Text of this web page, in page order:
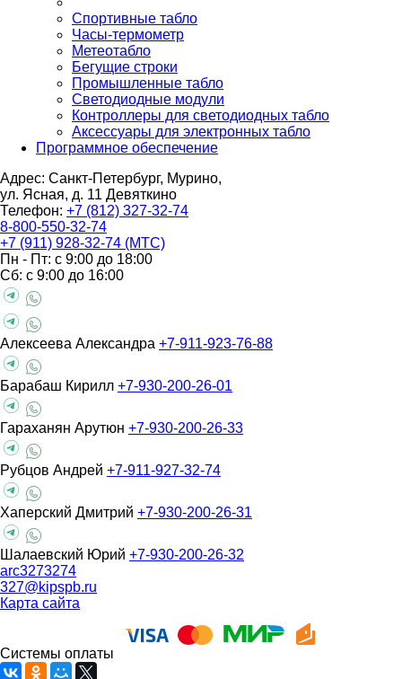
Спортивные табло
Часы-термометр
Метеотабло
Бегущие строки
Промышленные табло
Светодиодные модули
Контроллеры для светодиодных табло
Аксессуары для электронных табло
Программное обеспечение
Адрес: Санкт-Петербург, Мурино,
ул. Ясная, д. 11 Девяткино
Телефон: +7 (812) 327-32-74
8-800-550-32-74
+7 (911) 928-32-74 (МТС)
Пн - Пт: с 9:00 до 18:00
Сб: с 9:00 до 16:00
Алексеева Александра +7-911-923-76-88
Барабаш Кирилл +7-930-200-26-01
Гараханян Арутюн +7-930-200-26-33
Рубцов Андрей +7-911-927-32-74
Хаперский Дмитрий +7-930-200-26-31
Шалаевский Юрий +7-930-200-26-32
arc3273274
327@kipspb.ru
Карта сайта
Системы оплаты